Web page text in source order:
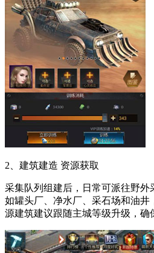
2、建筑建造 资源获取
采集队列组建后，日常可派往野
如罐头厂、净水厂、采石场和油井
源建筑建议跟随主城等级升级，确